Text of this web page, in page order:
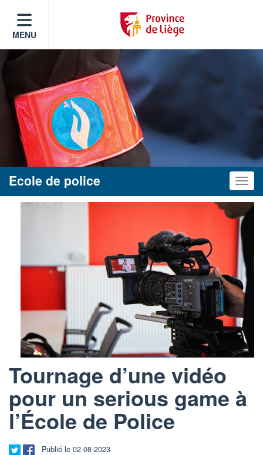
MENU
Ecole de police
Tournage d’une vidéo
pour un serious game à
l’École de Police
Publié le 02-08-2023